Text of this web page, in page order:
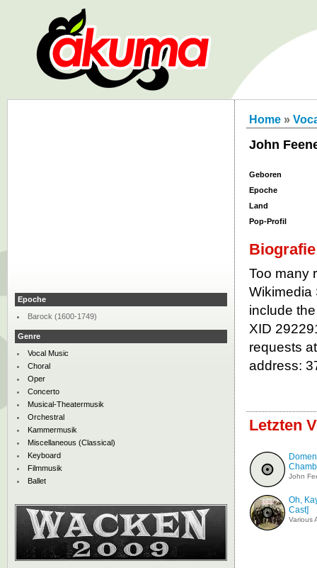
Home »
John
Geboren
Epoche
Land
Pop-Profil
Biografie
Too many
Wikimedia
include
XID
requests
address:
Letzten
John
Oh,
Cast]
Various
Epoche
Barock (1600-1749)
Genre
Vocal Music
Choral
Oper
Concerto
Musical-Theatermusik
Orchestral
Kammermusik
Miscellaneous (Classical)
Keyboard
Filmmusik
Ballet